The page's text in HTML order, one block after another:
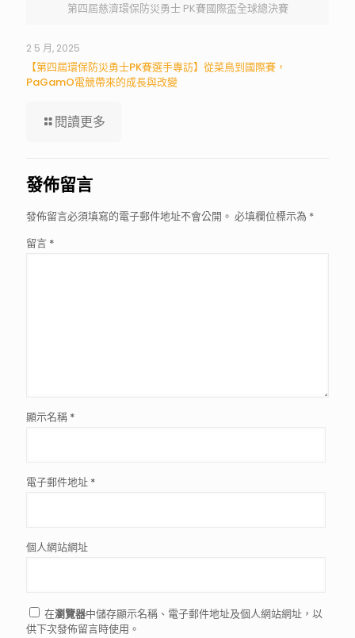
第四屆慈濟環保防災勇士 PK賽國際盃全球總決賽
2 5 月, 2025
【第四屆環保防災勇士PK賽選手專訪】從菜鳥到國際賽，
PaGamO電競帶來的成長與改變
閱讀更多
發佈留言
發佈留言必須填寫的電子郵件地址不會公開。 必填欄位標示為 *
留言 *
顯示名稱 *
電子郵件地址 *
個人網站網址
在瀏覽器中儲存顯示名稱、電子郵件地址及個人網站網址，以
供下次發佈留言時使用。